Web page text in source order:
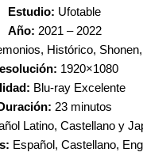
Estudio: Ufotable
Año: 2021 – 2022
Histórico,
1920×1080
Blu-ray Excelente
23 minutos
Latino, Castellano y
Español, Castellano,